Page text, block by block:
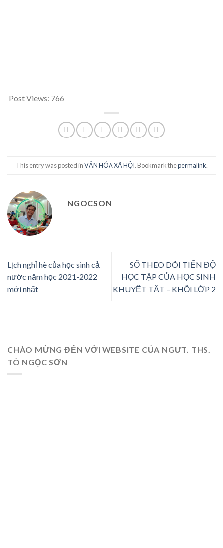
Post Views: 766
This entry was posted inVĂN HÓA XÃ HỘI. Bookmark thepermalink.
NGOCSON
Lịch nghỉ hè của học sinh cả
nước năm học 2021-2022
mới nhất
SỔ THEO DÕI TIẾN ĐỘ
HỌC TẬP CỦA HỌC SINH
KHUYẾT TẬT – KHỐI LỚP 2
CHÀO MỪNG ĐẾN VỚI WEBSITE CỦA NGƯT. THS.
TÔ NGỌC SƠN